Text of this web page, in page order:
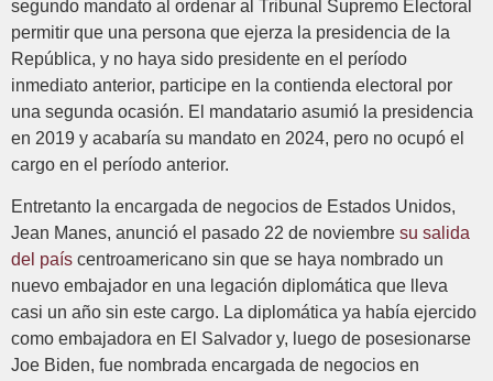
segundo mandato al ordenar al Tribunal Supremo Electoral
permitir que una persona que ejerza la presidencia de la
República, y no haya sido presidente en el período
inmediato anterior, participe en la contienda electoral por
una segunda ocasión. El mandatario asumió la presidencia
en 2019 y acabaría su mandato en 2024, pero no ocupó el
cargo en el período anterior.
Entretanto la encargada de negocios de Estados Unidos,
Jean Manes, anunció el pasado 22 de noviembre su salida
del país centroamericano sin que se haya nombrado un
nuevo embajador en una legación diplomática que lleva
casi un año sin este cargo. La diplomática ya había ejercido
como embajadora en El Salvador y, luego de posesionarse
Joe Biden, fue nombrada encargada de negocios en